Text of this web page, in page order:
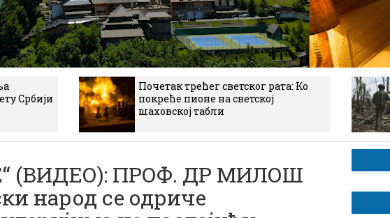
Србији
Почетак трећег светског рата: Ко
покреће пионе на светској
шаховској табли
(ВИДЕО): ПРОФ. ДР МИЛОШ
народ се одриче